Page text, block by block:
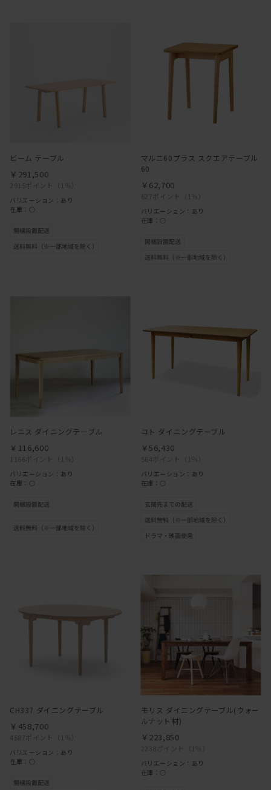
ビーム テーブル
2915ポイント （1％）
￥291,500
バリエーション：あり
在庫：○
マルニ60プラス スクエアテーブル
60
627ポイント （1％）
￥62,700
バリエーション：あり
在庫：○
レニス ダイニングテーブル
1166ポイント （1％）
￥116,600
バリエーション：あり
在庫：○
コト ダイニングテーブル
564ポイント （1％）
￥56,430
バリエーション：あり
在庫：○
CH337 ダイニングテーブル
4587ポイント （1％）
￥458,700
バリエーション：あり
在庫：○
モリス ダイニングテーブル(ウォー
ルナット材)
2238ポイント （1％）
￥223,850
バリエーション：あり
在庫：○